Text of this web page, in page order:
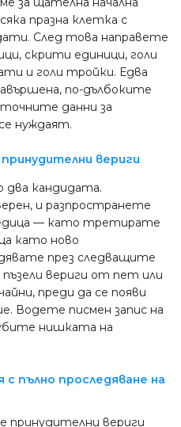
празна клетка с
След това направете
скрити единици, голи
и голи тройки. Едва
по-дълбоките
данни за
нуждаят.
вериги
два кандидата.
и разпространете
— като третирате
като ново
през следващите
вериги от пет или
преди да се появи
Водете писмен запис на
нишката на
пълно проследяване на
принудителни вериги